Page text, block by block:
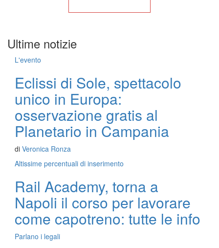
Ultime notizie
L'evento
Eclissi di Sole, spettacolo
unico in Europa:
osservazione gratis al
Planetario in Campania
di Veronica Ronza
Altissime percentuali di inserimento
Rail Academy, torna a
Napoli il corso per lavorare
come capotreno: tutte le info
Parlano i legali